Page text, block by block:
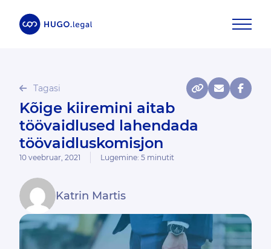
Tagasi
Kõige kiiremini aitab
töövaidlused lahendada
töövaidluskomisjon
10 veebruar, 2021 Lugemine: 5 minutit
Katrin Martis